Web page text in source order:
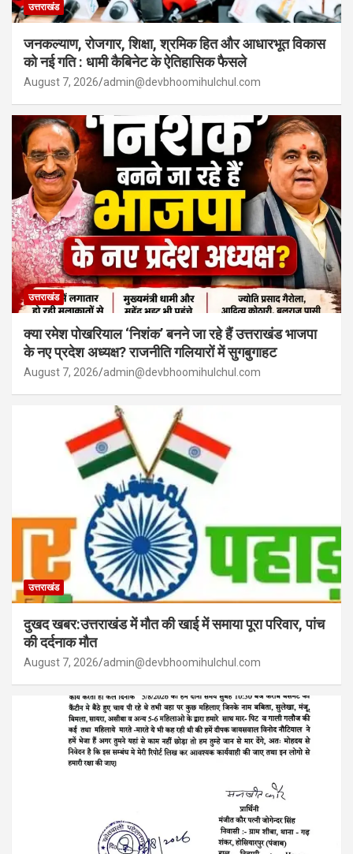
उत्तराखंड
जनकल्याण, रोजगार, शिक्षा, श्रमिक हित और आधारभूत विकास
को नई गति : धामी कैबिनेट के ऐतिहासिक फैसले
August 7, 2026 admin@devbhoomihulchul.com
उत्तराखंड
क्या रमेश पोखरियाल ‘निशंक’ बनने जा रहे हैं उत्तराखंड भाजपा
के नए प्रदेश अध्यक्ष? राजनीति गलियारों में सुगबुगाहट
August 7, 2026 admin@devbhoomihulchul.com
उत्तराखंड
दुखद खबर:उत्तराखंड में मौत की खाई में समाया पूरा परिवार, पांच
की दर्दनाक मौत
August 7, 2026 admin@devbhoomihulchul.com